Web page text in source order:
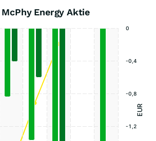
Energy Aktie
EUR
-1,2
-0,8
-0,4
0